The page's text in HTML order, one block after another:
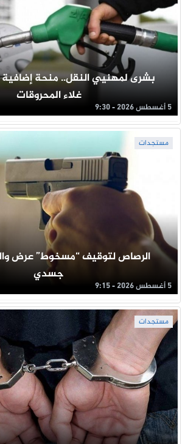
بشرى لمهنيي النقل.. منحة إضافية
غلاء المحروقات
5 أغسطس 2026 - 9:30
مستجدات
الرصاص لتوقيف “مسخوط” عرض
جسدي
5 أغسطس 2026 - 9:15
مستجدات